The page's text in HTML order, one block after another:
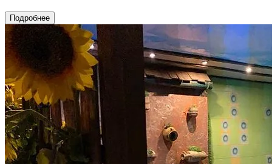
Подробнее